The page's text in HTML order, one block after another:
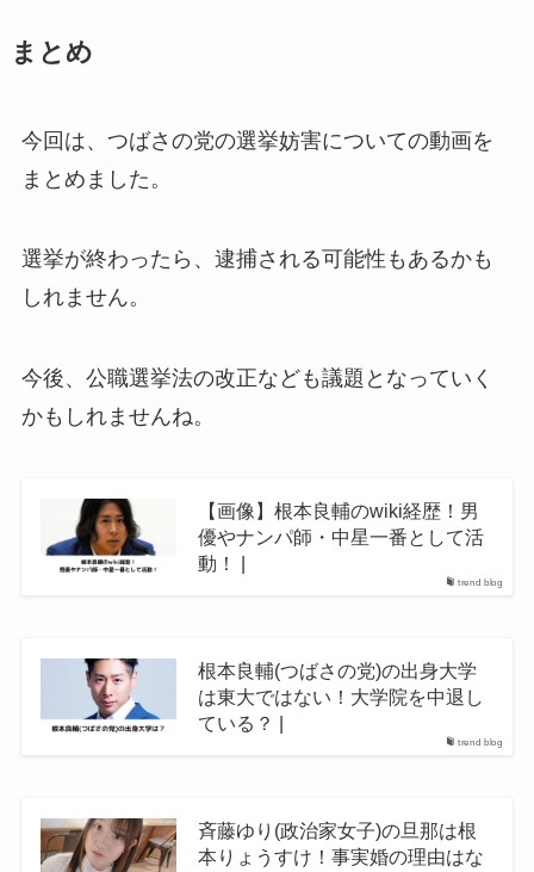
まとめ
今回は、つばさの党の選挙妨害についての動画を
まとめました。
選挙が終わったら、逮捕される可能性もあるかも
しれません。
今後、公職選挙法の改正なども議題となっていく
かもしれませんね。
trend blog
【画像】根本良輔のwiki経歴！男
優やナンパ師・中星一番として活
動！ |
trend blog
根本良輔(つばさの党)の出身大学
は東大ではない！大学院を中退し
ている？ |
斉藤ゆり(政治家女子)の旦那は根
本りょうすけ！事実婚の理由はな